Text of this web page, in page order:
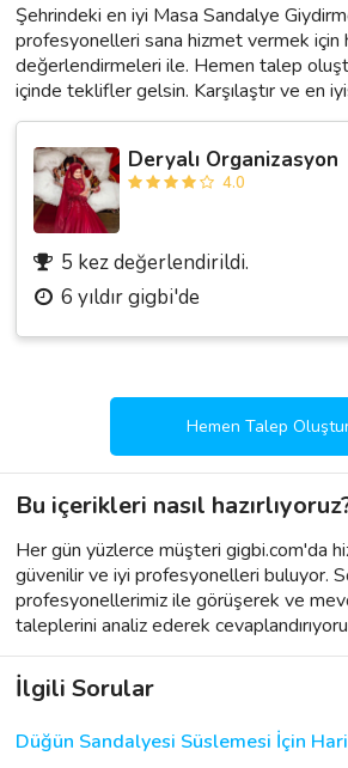
Şehrindeki en iyi Masa Sandalye
profesyonelleri sana hizmet vermek için
değerlendirmeleri ile. Hemen talep
içinde teklifler gelsin. Karşılaştır ve en
Deryalı Organizasyon
4.0
5 kez değerlendirildi.
6 yıldır gigbi'de
Hemen Talep
Bu içerikleri nasıl
Her gün yüzlerce müşteri gigbi.com'da
güvenilir ve iyi profesyonelleri buluyor.
profesyonellerimiz ile görüşerek ve
taleplerini analiz ederek
İlgili Sorular
Düğün Sandalyesi Süslemesi İçin